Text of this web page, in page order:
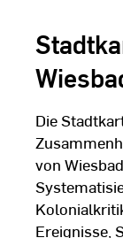
Die
von
Ereignisse,